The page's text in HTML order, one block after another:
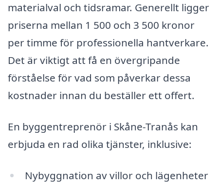
materialval och tidsramar. Generellt ligger
priserna mellan 1 500 och 3 500 kronor
per timme för professionella hantverkare.
Det är viktigt att få en övergripande
förståelse för vad som påverkar dessa
kostnader innan du beställer ett offert.
En byggentreprenör i Skåne-Tranås kan
erbjuda en rad olika tjänster, inklusive:
Nybyggnation av villor och lägenheter